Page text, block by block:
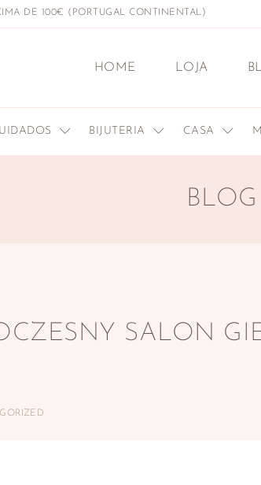
DE 100€ (PORTUGAL CONTINENTAL)
HOME LOJA
BIJUTERIA CASA
BLOG
SALON